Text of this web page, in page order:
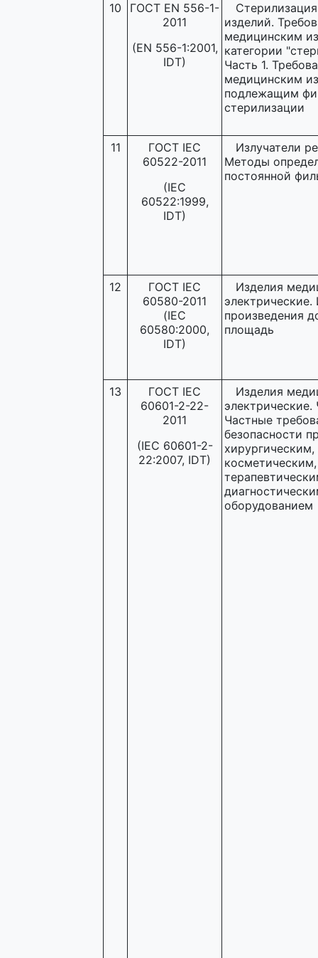
10
ГОСТ EN 556-1-
2011
(EN 556-1:2001,
IDT)
изделий.
медицинским
категории
Часть 1.
медицинским
подлежащим
стерилизации
11
ГОСТ IEC
60522-2011
(IEC
60522:1999,
IDT)
Излучатели
Методы
постоянной
12
ГОСТ IEC
60580-2011
(IEC
60580:2000,
IDT)
Изделия
произведения
площадь
13
ГОСТ IEC
60601-2-22-
2011
(IEC 60601-2-
22:2007, IDT)
Изделия
Частные
безопасности
хирургическим,
косметическим,
оборудованием